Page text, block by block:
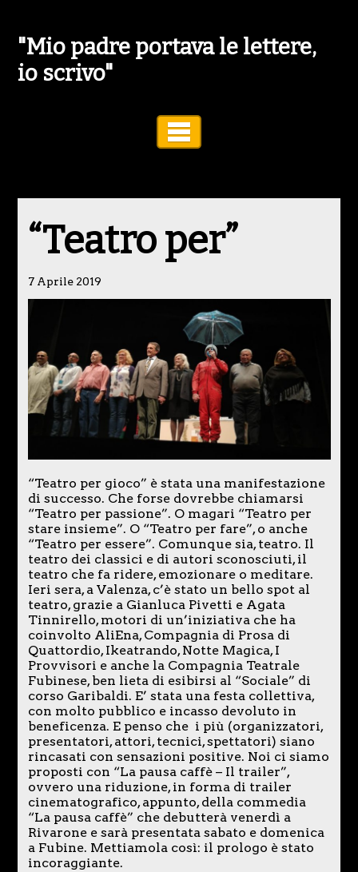
"Mio padre portava le lettere,
io scrivo"
“Teatro per”
7 Aprile 2019
“Teatro per gioco” è stata una manifestazione
di successo. Che forse dovrebbe chiamarsi
“Teatro per passione”. O magari “Teatro per
stare insieme”. O “Teatro per fare”, o anche
“Teatro per essere”. Comunque sia, teatro. Il
teatro dei classici e di autori sconosciuti, il
teatro che fa ridere, emozionare o meditare.
Ieri sera, a Valenza, c’è stato un bello spot al
teatro, grazie a Gianluca Pivetti e Agata
Tinnirello, motori di un’iniziativa che ha
coinvolto AliEna, Compagnia di Prosa di
Quattordio, Ikeatrando, Notte Magica, I
Provvisori e anche la Compagnia Teatrale
Fubinese, ben lieta di esibirsi al “Sociale” di
corso Garibaldi. E’ stata una festa collettiva,
con molto pubblico e incasso devoluto in
beneficenza. E penso che i più (organizzatori,
presentatori, attori, tecnici, spettatori) siano
rincasati con sensazioni positive. Noi ci siamo
proposti con “La pausa caffè – Il trailer”,
ovvero una riduzione, in forma di trailer
cinematografico, appunto, della commedia
“La pausa caffè” che debutterà venerdì a
Rivarone e sarà presentata sabato e domenica
a Fubine. Mettiamola così: il prologo è stato
incoraggiante.